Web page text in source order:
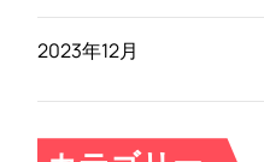
2023年12月